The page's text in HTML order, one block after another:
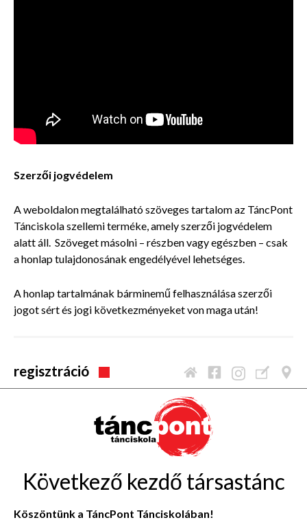
Szerzői jogvédelem
A weboldalon megtalálható szöveges tartalom az TáncPont
Tánciskola szellemi terméke, amely szerzői jogvédelem
alatt áll. Szöveget másolni – részben vagy egészben – csak
a honlap tulajdonosának engedélyével lehetséges.
A honlap tartalmának bárminemű felhasználása szerzői
jogot sért és jogi következményeket von maga után!
regisztráció
Következő kezdő társastánc
Köszöntünk a TáncPont Tánciskolában!